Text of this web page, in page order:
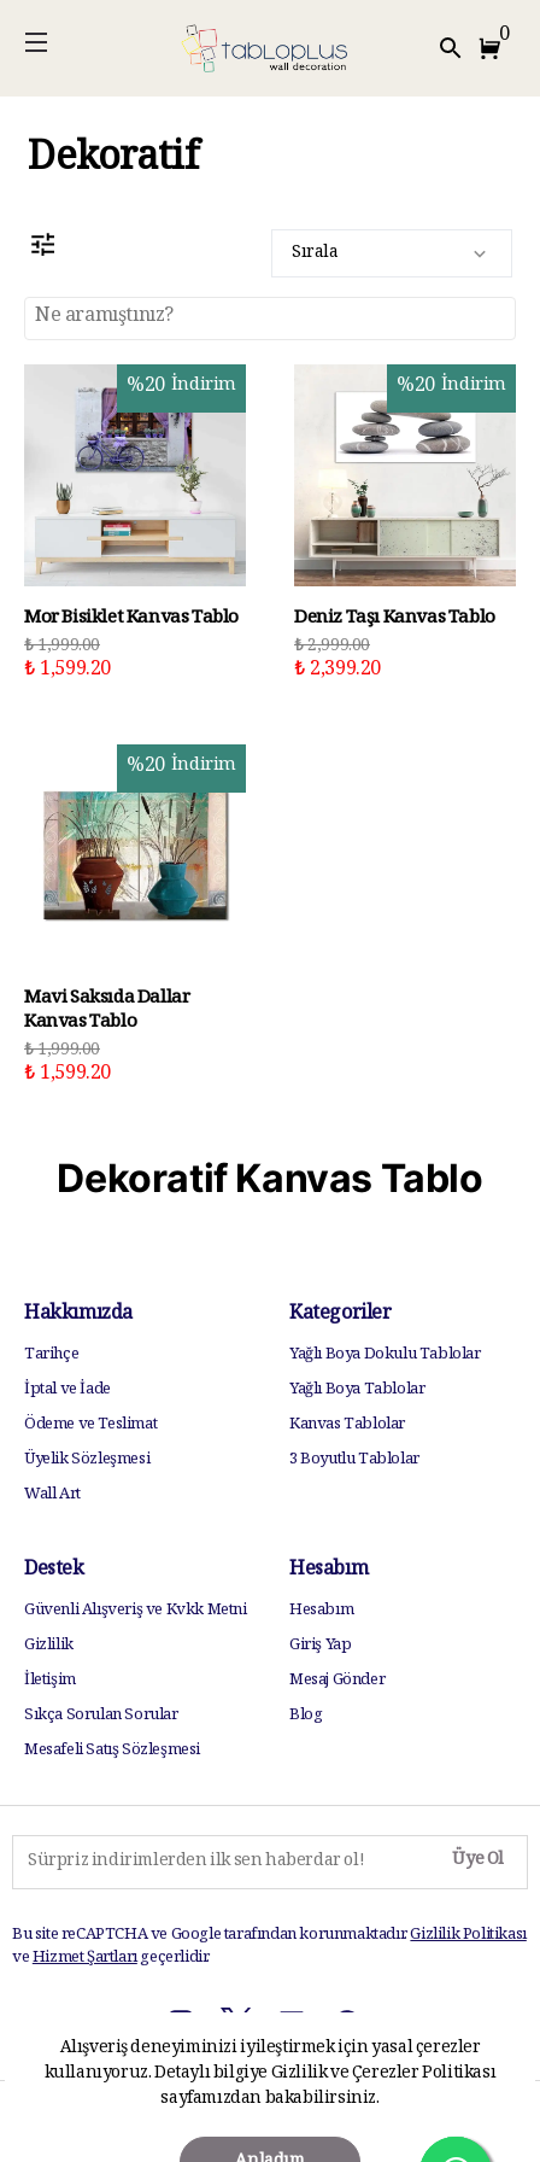
0
Alışveriş deneyiminizi iyileştirmek için yasal çerezler
kullanıyoruz. Detaylı bilgiyeGizlilik ve Çerezler Politikası
sayfamızdan bakabilirsiniz.
Dekoratif
Sırala
%20 İndirim
Mor Bisiklet Kanvas Tablo
₺ 1,999.00
₺ 1,599.20
%20 İndirim
Deniz Taşı Kanvas Tablo
₺ 2,999.00
₺ 2,399.20
%20 İndirim
Mavi Saksıda Dallar
Kanvas Tablo
₺ 1,999.00
₺ 1,599.20
Dekoratif Kanvas Tablo
Hakkımızda
Tarihçe
İptal ve İade
Ödeme ve Teslimat
Üyelik Sözleşmesi
Wall Art
Kategoriler
Yağlı Boya Dokulu Tablolar
Yağlı Boya Tablolar
Kanvas Tablolar
3 Boyutlu Tablolar
Destek
Güvenli Alışveriş ve Kvkk Metni
Gizlilik
İletişim
Sıkça Sorulan Sorular
Mesafeli Satış Sözleşmesi
Hesabım
Hesabım
Giriş Yap
Mesaj Gönder
Blog
Üye Ol
Bu site reCAPTCHA ve Google tarafından korunmaktadır.Gizlilik Politikası
veHizmet Şartlarıgeçerlidir.